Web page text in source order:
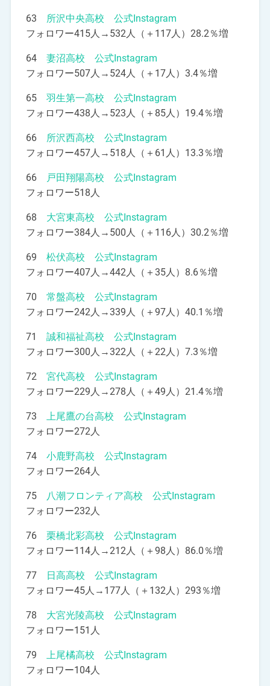
63 所沢中央高校 公式Instagram
フォロワー415人→532人（＋117人）28.2％増
64 妻沼高校 公式Instagram
フォロワー507人→524人（＋17人）3.4％増
65 羽生第一高校 公式Instagram
フォロワー438人→523人（＋85人）19.4％増
66 所沢西高校 公式Instagram
フォロワー457人→518人（＋61人）13.3％増
66
戸田翔陽高校 公式Instagram
フォロワー518人
68 大宮東高校 公式Instagram
フォロワー384人→500人（＋116人）30.2％増
69 松伏高校 公式Instagram
フォロワー407人→442人（＋35人）8.6％増
70 常盤高校 公式Instagram
フォロワー242人→339人（＋97人）40.1％増
71 誠和福祉高校 公式Instagram
フォロワー300人→322人（＋22人）7.3％増
72 宮代高校 公式Instagram
フォロワー229人→278人（＋49人）21.4％増
73 上尾鷹の台高校 公式Instagram
フォロワー272人
74 小鹿野高校 公式Instagram
フォロワー264人
75
八潮フロンティア高校 公式Instagram
フォロワー232人
76 栗橋北彩高校 公式Instagram
フォロワー114人→212人（＋98人）86.0％増
77
日高高校 公式Instagram
フォロワー45人→177人（＋132人）293％増
78 大宮光陵高校 公式Instagram
フォロワー151人
79 上尾橘高校 公式Instagram
フォロワー104人